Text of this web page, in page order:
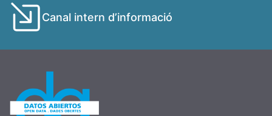
Canal intern d’informació